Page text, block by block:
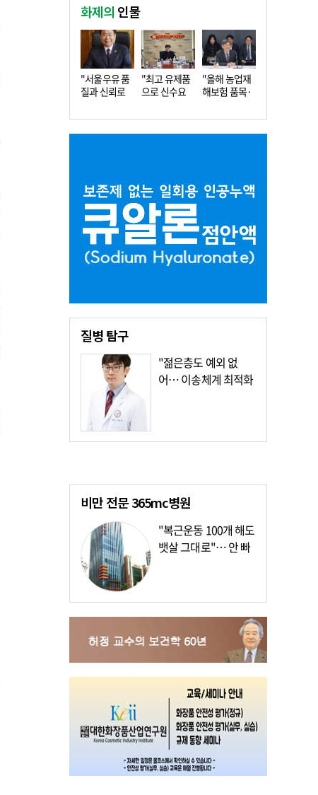
화제의 인물
"서울우유 품
질과 신뢰로
"최고 유제품
으로 신수요
"올해 농업재
해보험 품목·
질병탐구
"젊은층도 예외 없
어… 이송체계 최적화
비만 전문365mc병원
"복근운동 100개 해도
뱃살 그대로"… 안 빠